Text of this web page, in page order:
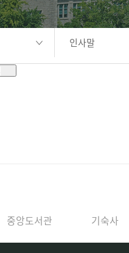
인사말
중앙도서관 기숙사